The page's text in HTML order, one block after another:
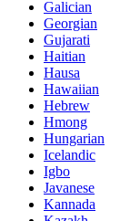
Galician
Georgian
Gujarati
Haitian
Hausa
Hawaiian
Hebrew
Hmong
Hungarian
Icelandic
Igbo
Javanese
Kannada